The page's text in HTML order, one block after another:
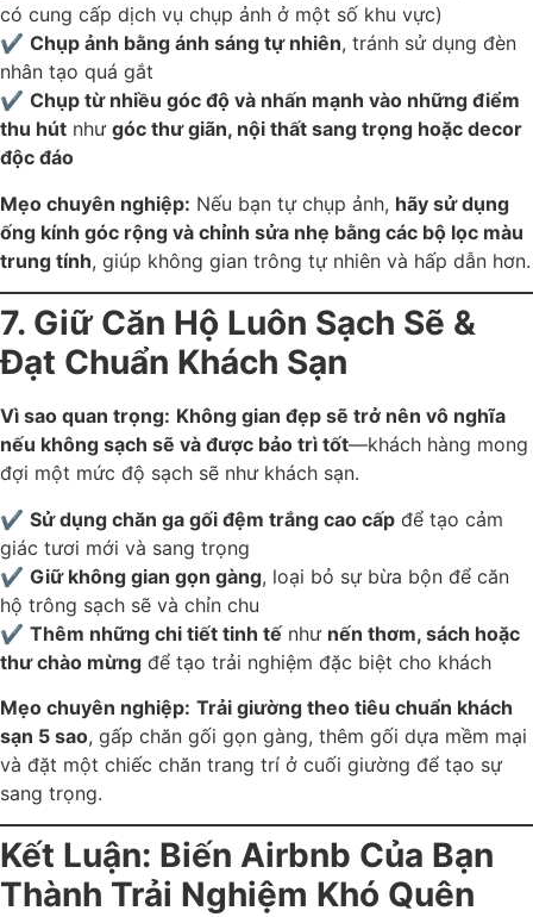
có cung cấp dịch vụ chụp ảnh ở một số khu vực)
✔ Chụp ảnh bằng ánh sáng tự nhiên, tránh sử dụng đèn
nhân tạo quá gắt
✔ Chụp từ nhiều góc độ và nhấn mạnh vào những điểm
thu hút như góc thư giãn, nội thất sang trọng hoặc decor
độc đáo
Mẹo chuyên nghiệp: Nếu bạn tự chụp ảnh, hãy sử dụng
ống kính góc rộng và chỉnh sửa nhẹ bằng các bộ lọc màu
trung tính, giúp không gian trông tự nhiên và hấp dẫn hơn.
7. Giữ Căn Hộ Luôn Sạch Sẽ &
Đạt Chuẩn Khách Sạn
Vì sao quan trọng: Không gian đẹp sẽ trở nên vô nghĩa
nếu không sạch sẽ và được bảo trì tốt—khách hàng mong
đợi một mức độ sạch sẽ như khách sạn.
✔ Sử dụng chăn ga gối đệm trắng cao cấp để tạo cảm
giác tươi mới và sang trọng
✔ Giữ không gian gọn gàng, loại bỏ sự bừa bộn để căn
hộ trông sạch sẽ và chỉn chu
✔ Thêm những chi tiết tinh tế như nến thơm, sách hoặc
thư chào mừng để tạo trải nghiệm đặc biệt cho khách
Mẹo chuyên nghiệp: Trải giường theo tiêu chuẩn khách
sạn 5 sao, gấp chăn gối gọn gàng, thêm gối dựa mềm mại
và đặt một chiếc chăn trang trí ở cuối giường để tạo sự
sang trọng.
Kết Luận: Biến Airbnb Của Bạn
Thành Trải Nghiệm Khó Quên